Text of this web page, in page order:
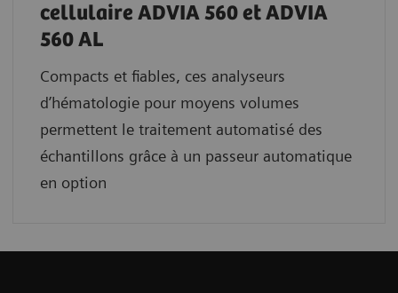
cellulaire ADVIA 560 et ADVIA
560 AL
Compacts et fiables, ces analyseurs
d’hématologie pour moyens volumes
permettent le traitement automatisé des
échantillons grâce à un passeur automatique
en option